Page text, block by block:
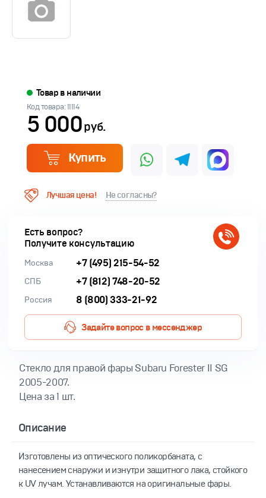
Товар в наличии
Код товара: 11114
5 000руб.
Купить
Лучшая цена! Не согласны?
Есть вопрос?
Получите консультацию
Москва +7 (495) 215-54-52
СПБ +7 (812) 748-20-52
Россия 8 (800) 333-21-92
Задайте вопрос в мессенджер
Cтекло для правой фары Subaru Forester II SG
2005-2007.
Цена за 1 шт.
Описание
Изготовлены из оптического поликорбаната, с
нанесением снаружи и изнутри защитного лака, стойкого
к UV лучам. Устанавливаются на оригинальные фары.